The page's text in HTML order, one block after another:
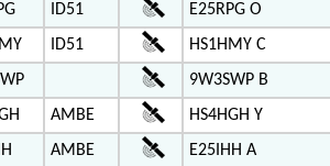
ID51 E25RPG O
ID51 HS1HMY C
9W3SWP B
AMBE HS4HGH Y
AMBE E25IHH A